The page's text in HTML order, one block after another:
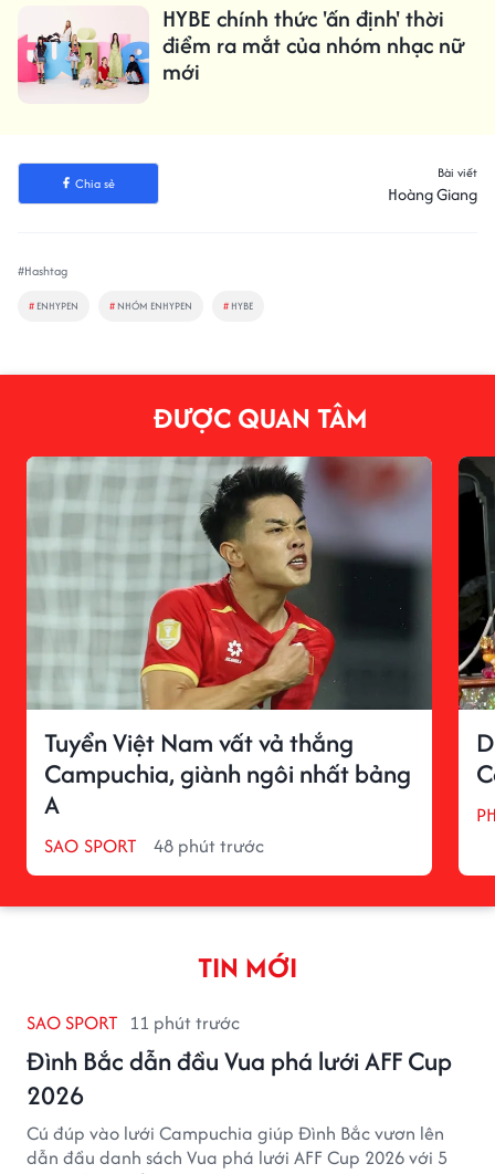
HYBE chính thức 'ấn định' thời
điểm ra mắt của nhóm nhạc nữ
mới
Chia sẻ
Bài viết
Hoàng Giang
#Hashtag
# ENHYPEN # NHÓM ENHYPEN # HYBE
ĐƯỢC QUAN TÂM
Tuyển Việt Nam vất vả thắng
Campuchia, giành ngôi nhất bảng
A
SAO SPORT 48 phút trước
TIN MỚI
SAO SPORT 11 phút trước
Đình Bắc dẫn đầu Vua phá lưới AFF Cup
2026
Cú đúp vào lưới Campuchia giúp Đình Bắc vươn lên
dẫn đầu danh sách Vua phá lưới AFF Cup 2026 với 5